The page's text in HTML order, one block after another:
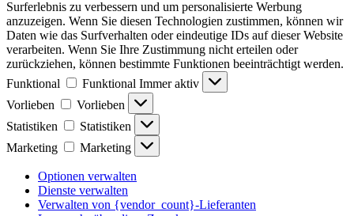
Surferlebnis zu verbessern und um personalisierte Werbung
anzuzeigen. Wenn Sie diesen Technologien zustimmen, können wir
Daten wie das Surfverhalten oder eindeutige IDs auf dieser Website
verarbeiten. Wenn Sie Ihre Zustimmung nicht erteilen oder
zurückziehen, können bestimmte Funktionen beeinträchtigt werden.
Funktional
Funktional Immer aktiv
Vorlieben
Vorlieben
Statistiken
Statistiken
Marketing
Marketing
Optionen verwalten
Dienste verwalten
Verwalten von {vendor_count}-Lieferanten